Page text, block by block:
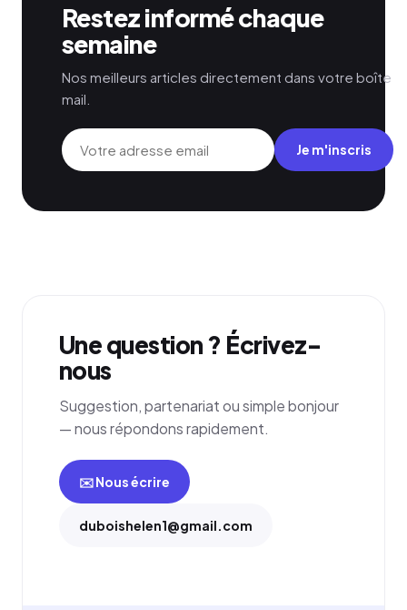
Restez informé chaque
semaine
Nos meilleurs articles directement dans votre boîte
mail.
Je m'inscris
Une question ? Écrivez-
nous
Suggestion, partenariat ou simple bonjour
— nous répondons rapidement.
✉️ Nous écrire
duboishelen1@gmail.com